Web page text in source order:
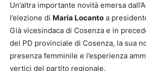
Un’altra importante novità emersa
l’elezione di Maria Locanto a
Già vicesindaca di Cosenza e in
del PD provinciale di Cosenza, la sua
presenza femminile e l’esperienza
vertici del partito regionale.